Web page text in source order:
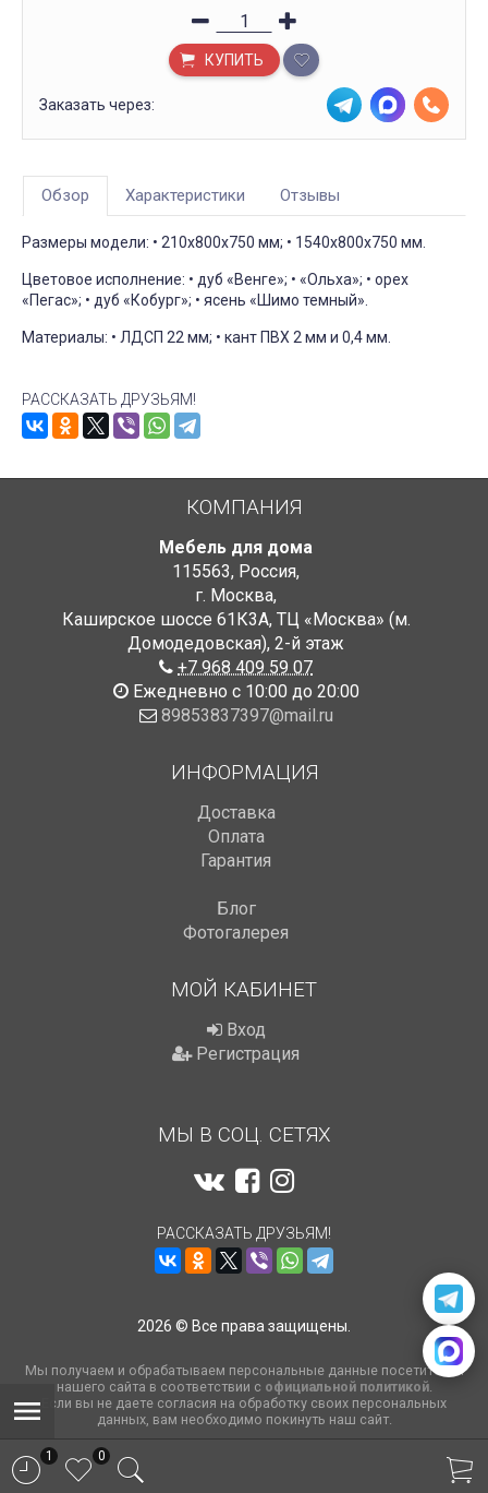
КУПИТЬ
Заказать через:
Обзор Характеристики Отзывы
Размеры модели: • 210x800x750 мм; • 1540x800x750 мм.
Цветовое исполнение: • дуб «Венге»; • «Ольха»; • орех
«Пегас»; • дуб «Кобург»; • ясень «Шимо темный».
Материалы: • ЛДСП 22 мм; • кант ПВХ 2 мм и 0,4 мм.
РАССКАЗАТЬ ДРУЗЬЯМ!
КОМПАНИЯ
Мебель для дома
115563, Россия,
г. Москва,
Каширское шоссе 61К3А, ТЦ «Москва» (м.
Домодедовская), 2-й этаж
+7 968 409 59 07
Ежедневно с 10:00 до 20:00
89853837397@mail.ru
ИНФОРМАЦИЯ
Доставка
Оплата
Гарантия
Блог
Фотогалерея
МОЙ КАБИНЕТ
Вход
Регистрация
МЫ В СОЦ. СЕТЯХ
РАССКАЗАТЬ ДРУЗЬЯМ!
2026 © Все права защищены.
Мы получаем и обрабатываем персональные данные посетителей
нашего сайта в соответствии с официальной политикой.
Если вы не даете согласия на обработку своих персональных
данных, вам необходимо покинуть наш сайт.
1 0